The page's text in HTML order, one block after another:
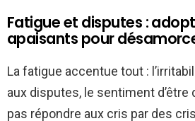
Fatigue et disputes :
apaisants pour
La fatigue accentue tout :
aux disputes, le sentiment d’être
pas répondre aux cris par des